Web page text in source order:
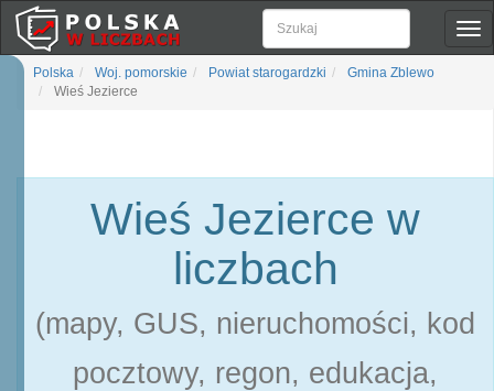
Polska Woj. pomorskie Powiat starogardzki
Gmina Zblewo
Wieś Jezierce
Wieś Jezierce w
liczbach
(mapy, GUS, nieruchomości, kod
pocztowy, regon, edukacja,